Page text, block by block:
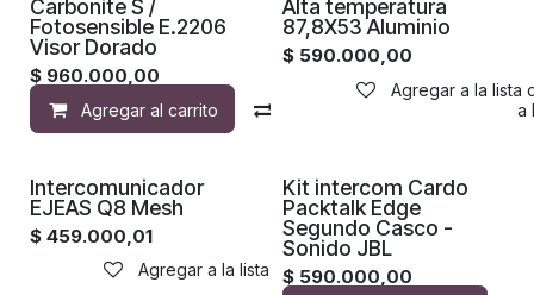
Carbonite S /
Fotosensible E.2206
Visor Dorado
$ 960.000,00
Agregar al carrito Agregar a
Alta temperatura
87,8X53 Aluminio
$ 590.000,00
Agregar a la lista
Intercomunicador
EJEAS Q8 Mesh
$ 459.000,01
Agregar a la lista de deseos
Kit intercom Cardo
Packtalk Edge
Segundo Casco -
Sonido JBL
$ 590.000,00